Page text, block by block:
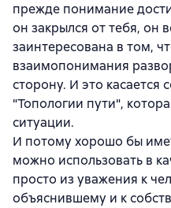
прежде понимание
он закрылся от тебя, он
заинтересована в том,
взаимопонимания
сторону. И это касается
"Топологии пути",
ситуации.
И потому хорошо бы
можно использовать в
просто из уважения к
объяснившему и к